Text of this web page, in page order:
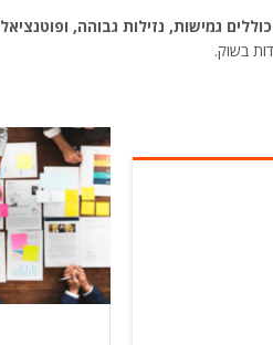
גמישות, נזילות גבוהה, ופוטנציאל
בשוק.